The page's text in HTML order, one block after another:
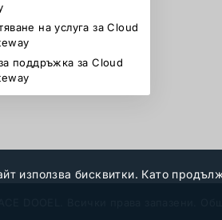
на услуга за Cloud
поддръжка за Cloud
използва бисквитки. Като